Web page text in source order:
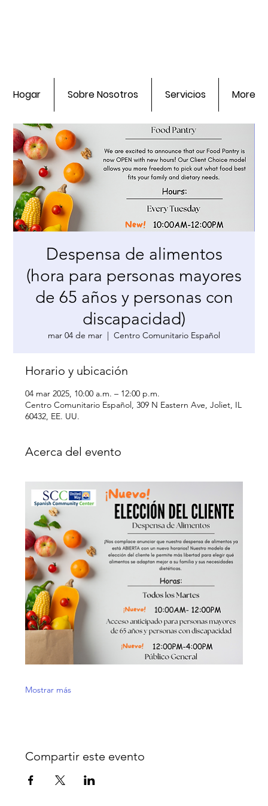
Hogar Sobre Nosotros Servicios More
Despensa de alimentos
(hora para personas mayores
de 65 años y personas con
discapacidad)
mar 04 de mar Centro Comunitario Español
Horario y ubicación
04 mar 2025, 10:00 a.m. – 12:00 p.m.
Centro Comunitario Español, 309 N Eastern Ave, Joliet, IL
60432, EE. UU.
Acerca del evento
Mostrar más
Compartir este evento